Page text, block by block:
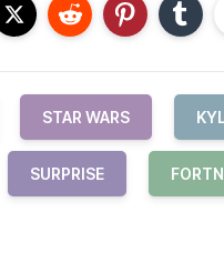
STAR WARS
SURPRISE